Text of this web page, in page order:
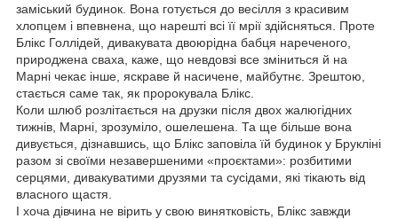
заміський будинок. Вона готується до весілля з красивим
хлопцем і впевнена, що нарешті всі її мрії здійсняться. Проте
Блікс Голлідей, дивакувата двоюрідна бабця нареченого,
природжена сваха, каже, що невдовзі все зміниться й на
Марні чекає інше, яскраве й насичене, майбутнє. Зрештою,
стається саме так, як пророкувала Блікс.
Коли шлюб розлітається на друзки після двох жалюгідних
тижнів, Марні, зрозуміло, ошелешена. Та ще більше вона
дивується, дізнавшись, що Блікс заповіла їй будинок у Брукліні
разом зі своїми незавершеними «проєктами»: розбитими
серцями, дивакуватими друзями та сусідами, які тікають від
власного щастя.
І хоча дівчина не вірить у свою винятковість, Блікс завжди